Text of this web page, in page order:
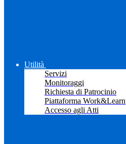
Utilità
Servizi
Monitoraggi
Richiesta di Patrocinio
Piattaforma Work&Learn
Accesso agli Atti